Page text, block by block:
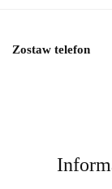
Zostaw telefon